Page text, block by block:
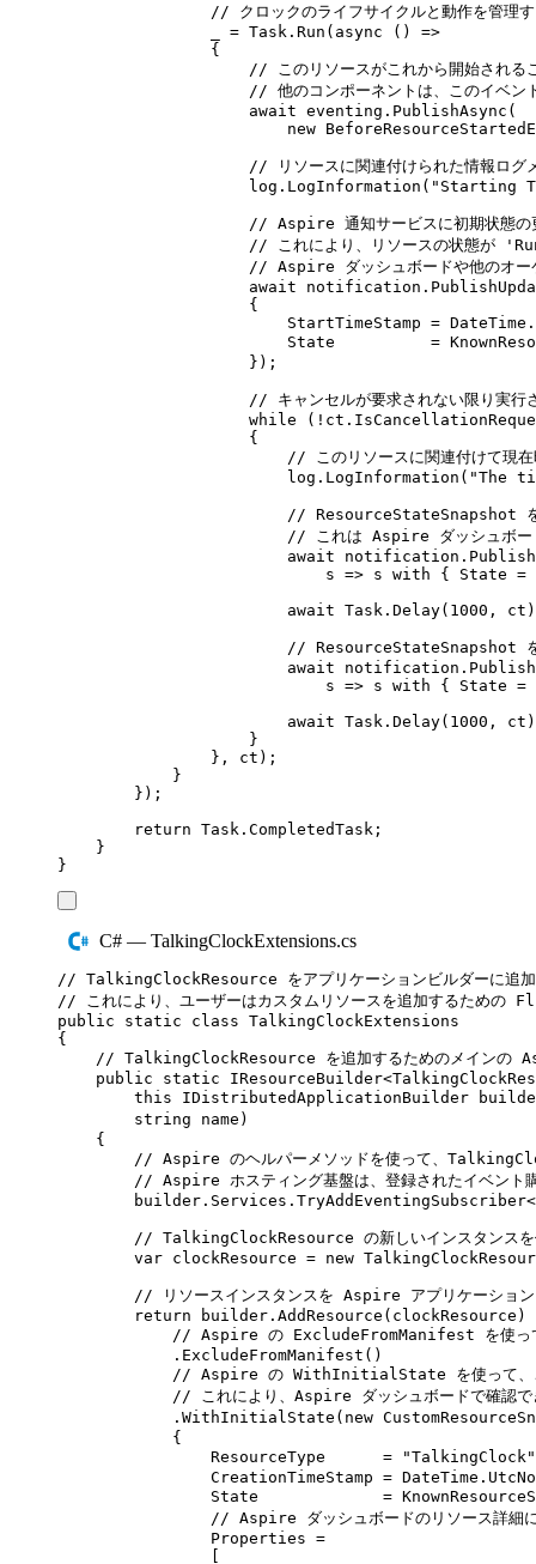
// クロックのライフサイクルと動作を管理
= Task . Run ( async ()
=>
{
// このリソースがこれから開始され
// 他のコンポーネントは、このイベン
await eventing . PublishAsync (
new
// リソースに関連付けられた情報ログ
log . LogInformation ( " Starting
// Aspire 通知サービスに初期状態の
// これにより、リソースの状態が
// Aspire ダッシュボードや他のオー
await
notification .
{
StartTimeStamp = DateTime .
State
=
});
// キャンセルが要求されない限り実行
while
( ! ct .
{
// このリソースに関連付けて現在
log . LogInformation ( "The
// ResourceStateSnapshot を
// これは Aspire ダッシュボード
await
notification .
s => s with { State =
await Task . Delay( 1000 , ct
// ResourceStateSnapshot を
await
notification .
s => s with { State =
await Task . Delay( 1000 , ct
}
},
ct );
}
});
return Task . CompletedTask ;
}
}
C# — TalkingClockExtensions.cs
// TalkingClockResource をアプリケーションビルダーに追
// これにより、ユーザーはカスタムリソースを追加するための
public
static class TalkingClockExtensions
{
// TalkingClockResource を追加するためのメインの
public
static IResourceBuilder<
this
IDistributedApplicationBuilder
string name )
{
// Aspire のヘルパーメソッドを使って、
// Aspire ホスティング基盤は、登録されたイベント
builder . Services . TryAddEventingSubscriber<
// TalkingClockResource の新しいインスタンスを
var clockResource = new
// リソースインスタンスを Aspire アプリケーショ
return
builder . AddResource ( clockResource )
// Aspire の ExcludeFromManifest を使って、
. ExcludeFromManifest ()
// Aspire の WithInitialState を使って、この
// これにより、Aspire ダッシュボードで確認で
. WithInitialState ( new
{
ResourceType
= "TalkingClock "
CreationTimeStamp = DateTime .
State
=
// Aspire ダッシュボードのリソース詳細に
Properties =